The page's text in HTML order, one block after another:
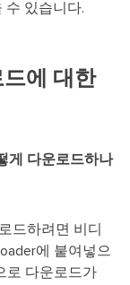
수 있습니다.
드에 대한
게 다운로드하나
드하려면 비디
에 붙여넣으
로 다운로드가